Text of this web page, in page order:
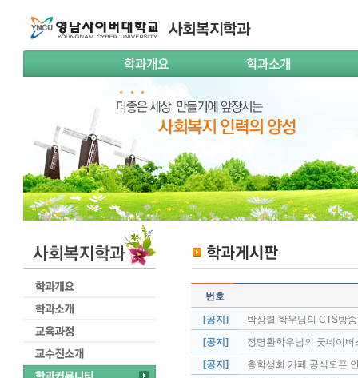
학과개요 학과소개
번호
[공지]
박상렬 학우님의 CTS방
[공지]
정명환학우님의 굿네이
[공지]
총학생회 카페 공식오픈